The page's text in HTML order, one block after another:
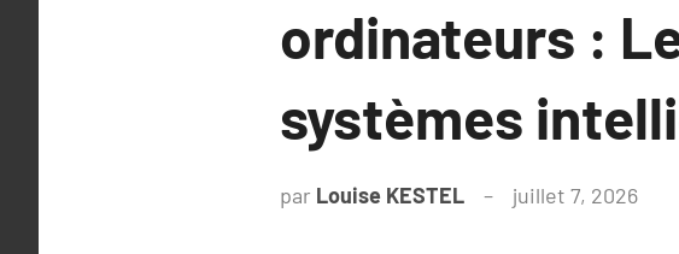
ordinateurs :
systèmes
par Louise KESTEL juillet 7, 2026